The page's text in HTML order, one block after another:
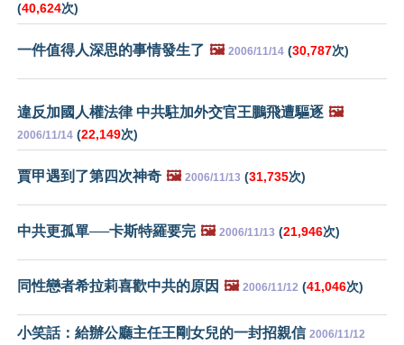
(40,624次)
一件值得人深思的事情發生了 🖼️ 2006/11/14 (30,787次)
違反加國人權法律 中共駐加外交官王鵬飛遭驅逐 🖼️
2006/11/14 (22,149次)
賈甲遇到了第四次神奇 🖼️ 2006/11/13 (31,735次)
中共更孤單──卡斯特羅要完 🖼️ 2006/11/13 (21,946次)
同性戀者希拉莉喜歡中共的原因 🖼️ 2006/11/12 (41,046次)
小笑話：給辦公廳主任王剛女兒的一封招親信 2006/11/12